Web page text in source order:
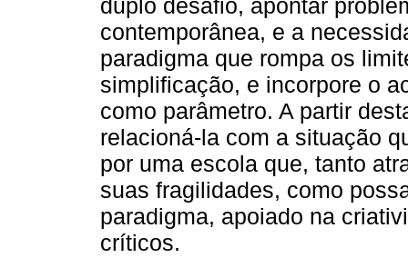
duplo desafio, apontar
contemporânea, e a
paradigma que rompa os
simplificação, e incorpore o
como parâmetro. A partir
relacioná-la com a situação
por uma escola que, tanto
suas fragilidades, como
paradigma, apoiado na
críticos.